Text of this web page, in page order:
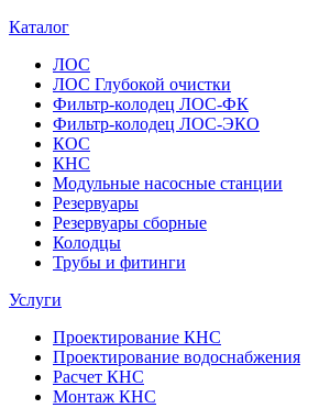
Каталог
ЛОС
ЛОС Глубокой очистки
Фильтр-колодец ЛОС-ФК
Фильтр-колодец ЛОС-ЭКО
КОС
КНС
Модульные насосные станции
Резервуары
Резервуары сборные
Колодцы
Трубы и фитинги
Услуги
Проектирование КНС
Проектирование водоснабжения
Расчет КНС
Монтаж КНС